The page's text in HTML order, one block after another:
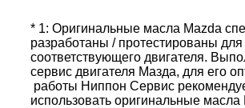
* 1: Оригинальные масла Mazda
разработаны / протестированы для
соответствующего двигателя.
сервис двигателя Мазда, для его
работы Ниппон Сервис
использовать оригинальные масла